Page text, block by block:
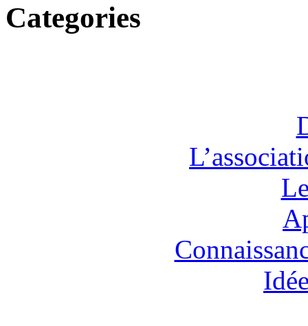
Categories